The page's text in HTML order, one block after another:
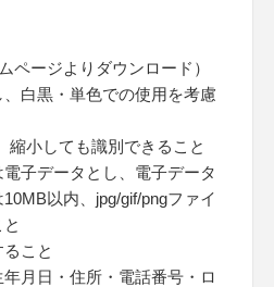
ページよりダウンロード）
白黒・単色での使用を考慮
小しても識別できること
子データとし、電子データ
以内、jpg/gif/pngファイ
こと
月日・住所・電話番号・ロ